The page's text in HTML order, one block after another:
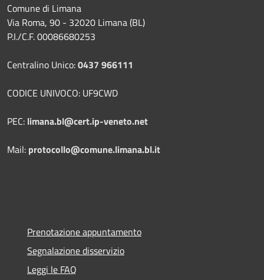
Comune di Limana
Via Roma, 90 - 32020 Limana (BL)
P.I./C.F. 00086680253
Centralino Unico:0437 966111
CODICE UNIVOCO: UF9CWD
PEC: limana.bl@cert.ip-veneto.net
Mail: protocollo@comune.limana.bl.it
Prenotazione appuntamento
Segnalazione disservizio
Leggi le FAQ